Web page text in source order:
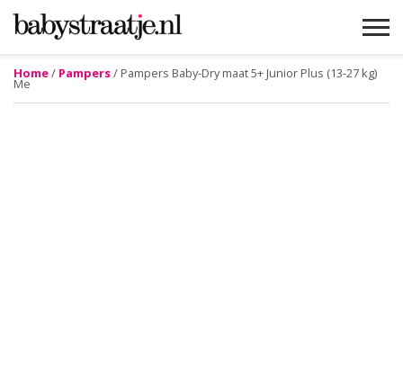
Home/ Pampers/ Pampers Baby-Dry maat 5+ Junior Plus (13-27 kg)
Me